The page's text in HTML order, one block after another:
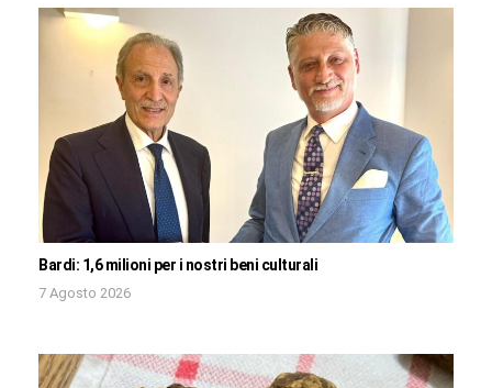
Bardi: 1,6 milioni per i nostri beni culturali
7 Agosto 2026